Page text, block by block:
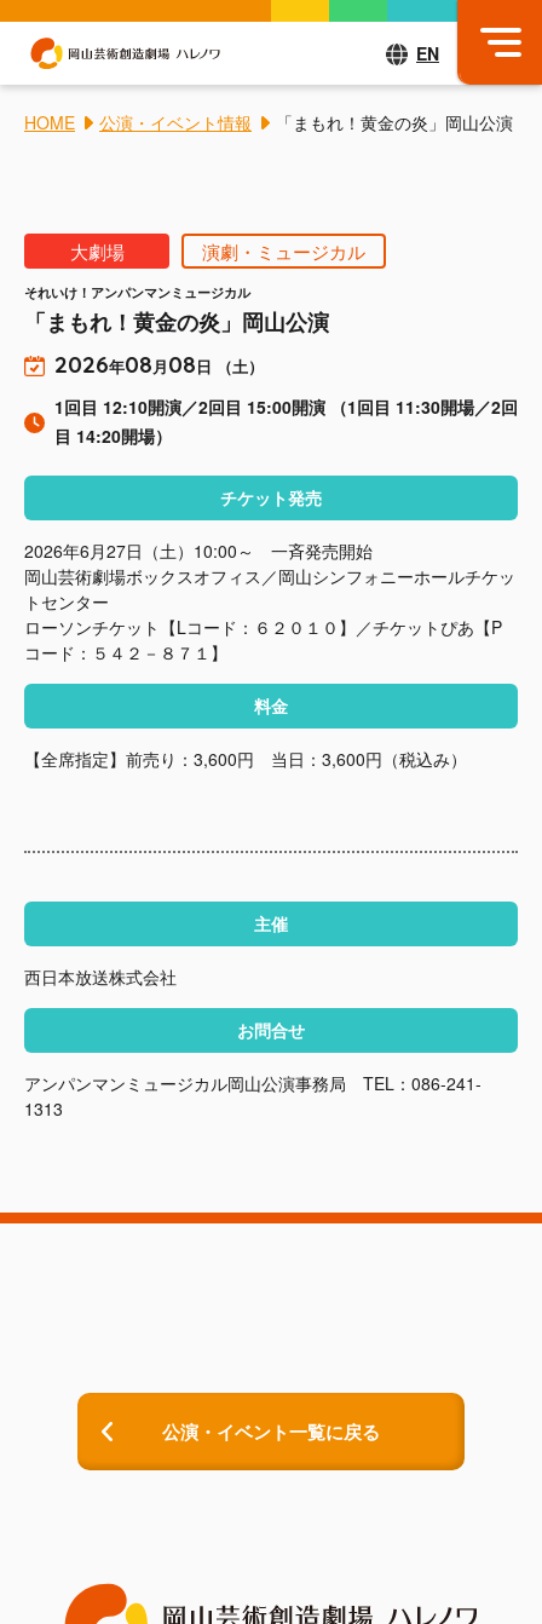
EN
HOME 公演・イベント情報 「まもれ！黄金の炎」岡山公演
大劇場 演劇・ミュージカル
それいけ！アンパンマンミュージカル
「まもれ！黄金の炎」岡山公演
2026年08月08日 （土）
1回目 12:10開演／2回目 15:00開演
（1回目 11:30開場／2回
目 14:20開場）
チケット発売
2026年6月27日（土）10:00～ 一斉発売開始
岡山芸術劇場ボックスオフィス／岡山シンフォニーホールチケッ
トセンター
ローソンチケット【Lコード：６２０１０】／チケットぴあ【P
コード：５４２－８７１】
料金
【全席指定】前売り：3,600円 当日：3,600円（税込み）
主催
西日本放送株式会社
お問合せ
アンパンマンミュージカル岡山公演事務局 TEL：086-241-
1313
公演・イベント一覧に戻る